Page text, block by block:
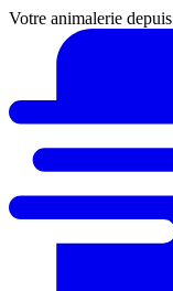
Votre animalerie